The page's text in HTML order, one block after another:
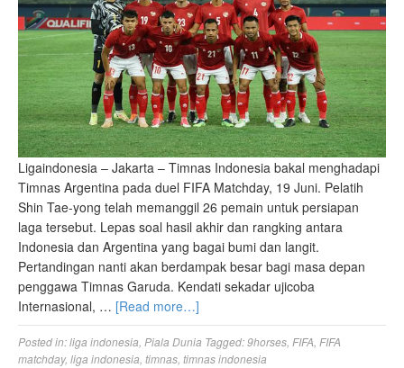
Ligaindonesia – Jakarta – Timnas Indonesia bakal menghadapi
Timnas Argentina pada duel FIFA Matchday, 19 Juni. Pelatih
Shin Tae-yong telah memanggil 26 pemain untuk persiapan
laga tersebut. Lepas soal hasil akhir dan rangking antara
Indonesia dan Argentina yang bagai bumi dan langit.
Pertandingan nanti akan berdampak besar bagi masa depan
penggawa Timnas Garuda. Kendati sekadar ujicoba
Internasional, … [Read more…]
Posted in:liga indonesia Piala Dunia Tagged:9horses FIFA FIFA
matchday, liga indonesia timnas timnas indonesia